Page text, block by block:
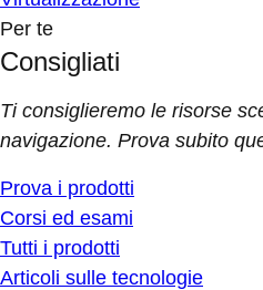
Per te
Consigliati
Ti consiglieremo le risorse
navigazione. Prova subito
Prova i prodotti
Corsi ed esami
Tutti i prodotti
Articoli sulle tecnologie